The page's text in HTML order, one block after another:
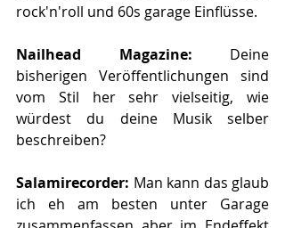
rock'n'roll und 60s garage Einflüsse.
Nailhead Magazine: Deine
bisherigen Veröffentlichungen sind
vom Stil her sehr vielseitig, wie
würdest du deine Musik selber
beschreiben?
Salamirecorder: Man kann das glaub
ich eh am besten unter Garage